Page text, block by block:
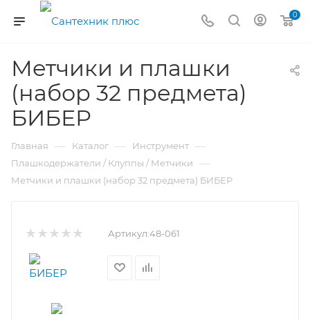
0
Метчики и плашки
(набор 32 предмета)
БИБЕР
Главная — Каталог — Инструмент —
Плашкодержатели / Клуппы / Метчики —
Метчики и плашки (набор 32 предмета) БИБЕР
Артикул:48-061